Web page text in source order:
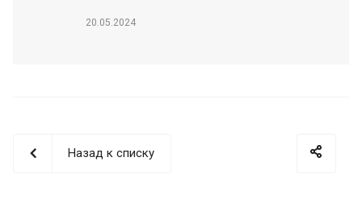
20.05.2024
Назад к списку